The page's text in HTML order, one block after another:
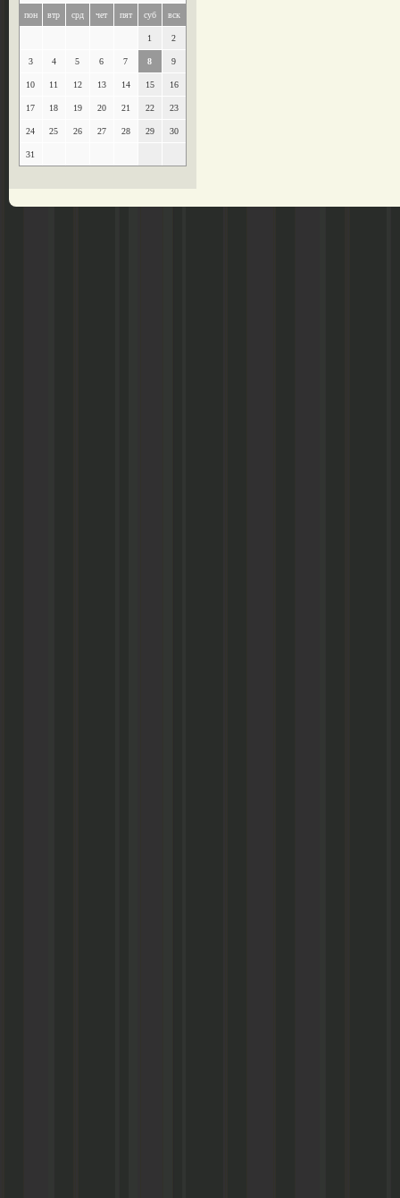
пон втр срд чет пят суб вск
1 2
3 4 5 6 7 8 9
10 11 12 13 14 15 16
17 18 19 20 21 22 23
24 25 26 27 28 29 30
31